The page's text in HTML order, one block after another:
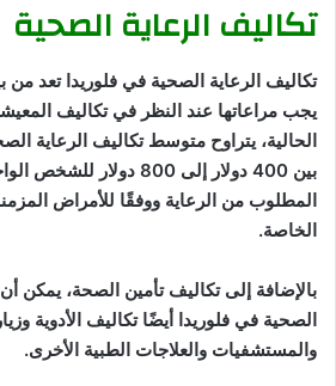
تكاليف الرعاية الصحية
تكاليف الرعاية الصحية في فلوريدا تعد من
يجب مراعاتها عند النظر في تكاليف
الحالية، يتراوح متوسط تكاليف الرعاية
بين 400 دولار إلى 800
المطلوب من الرعاية ووفقًا للأمراض
الخاصة.
بالإضافة إلى تكاليف تأمين الصحة، يمكن
الصحية في فلوريدا أيضًا تكاليف الأدوية
والمستشفيات والعلاجات الطبية الأخرى.